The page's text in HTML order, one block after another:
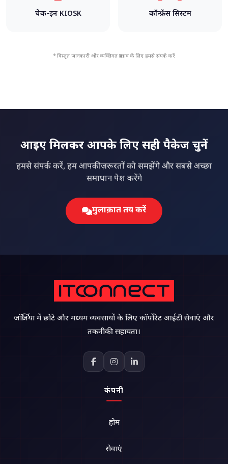
चेक-इन KIOSK कॉन्फ्रेंस सिस्टम
* विस्तृत जानकारी और व्यक्तिगत प्रस्ताव के लिए हमसे संपर्क करें
आइए मिलकर आपके लिए सही पैकेज चुनें
हमसे संपर्क करें, हम आपकी ज़रूरतों को समझेंगे और सबसे अच्छा
समाधान पेश करेंगे
मुलाक़ात तय करें
जॉर्जिया में छोटे और मध्यम व्यवसायों के लिए कॉर्पोरेट आईटी सेवाएं और
तकनीकी सहायता।
कंपनी
होम
सेवाएं